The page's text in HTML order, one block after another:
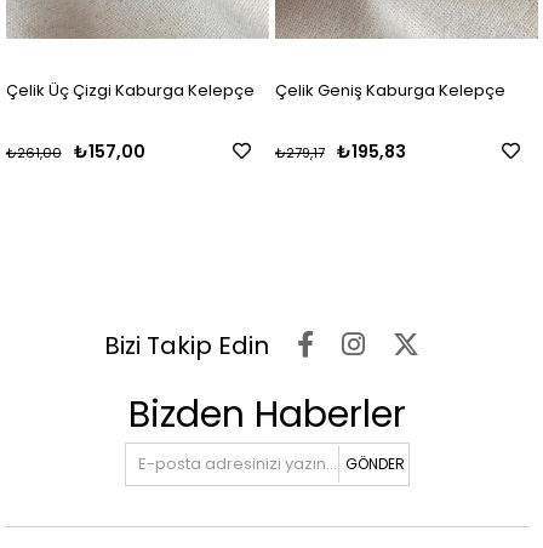
Çelik Üç Çizgi Kaburga Kelepçe
₺157,00
₺261,00
Çelik Geniş Kaburga Kelepçe
₺195,83
₺279,17
Bizi Takip Edin
Bizden Haberler
GÖNDER